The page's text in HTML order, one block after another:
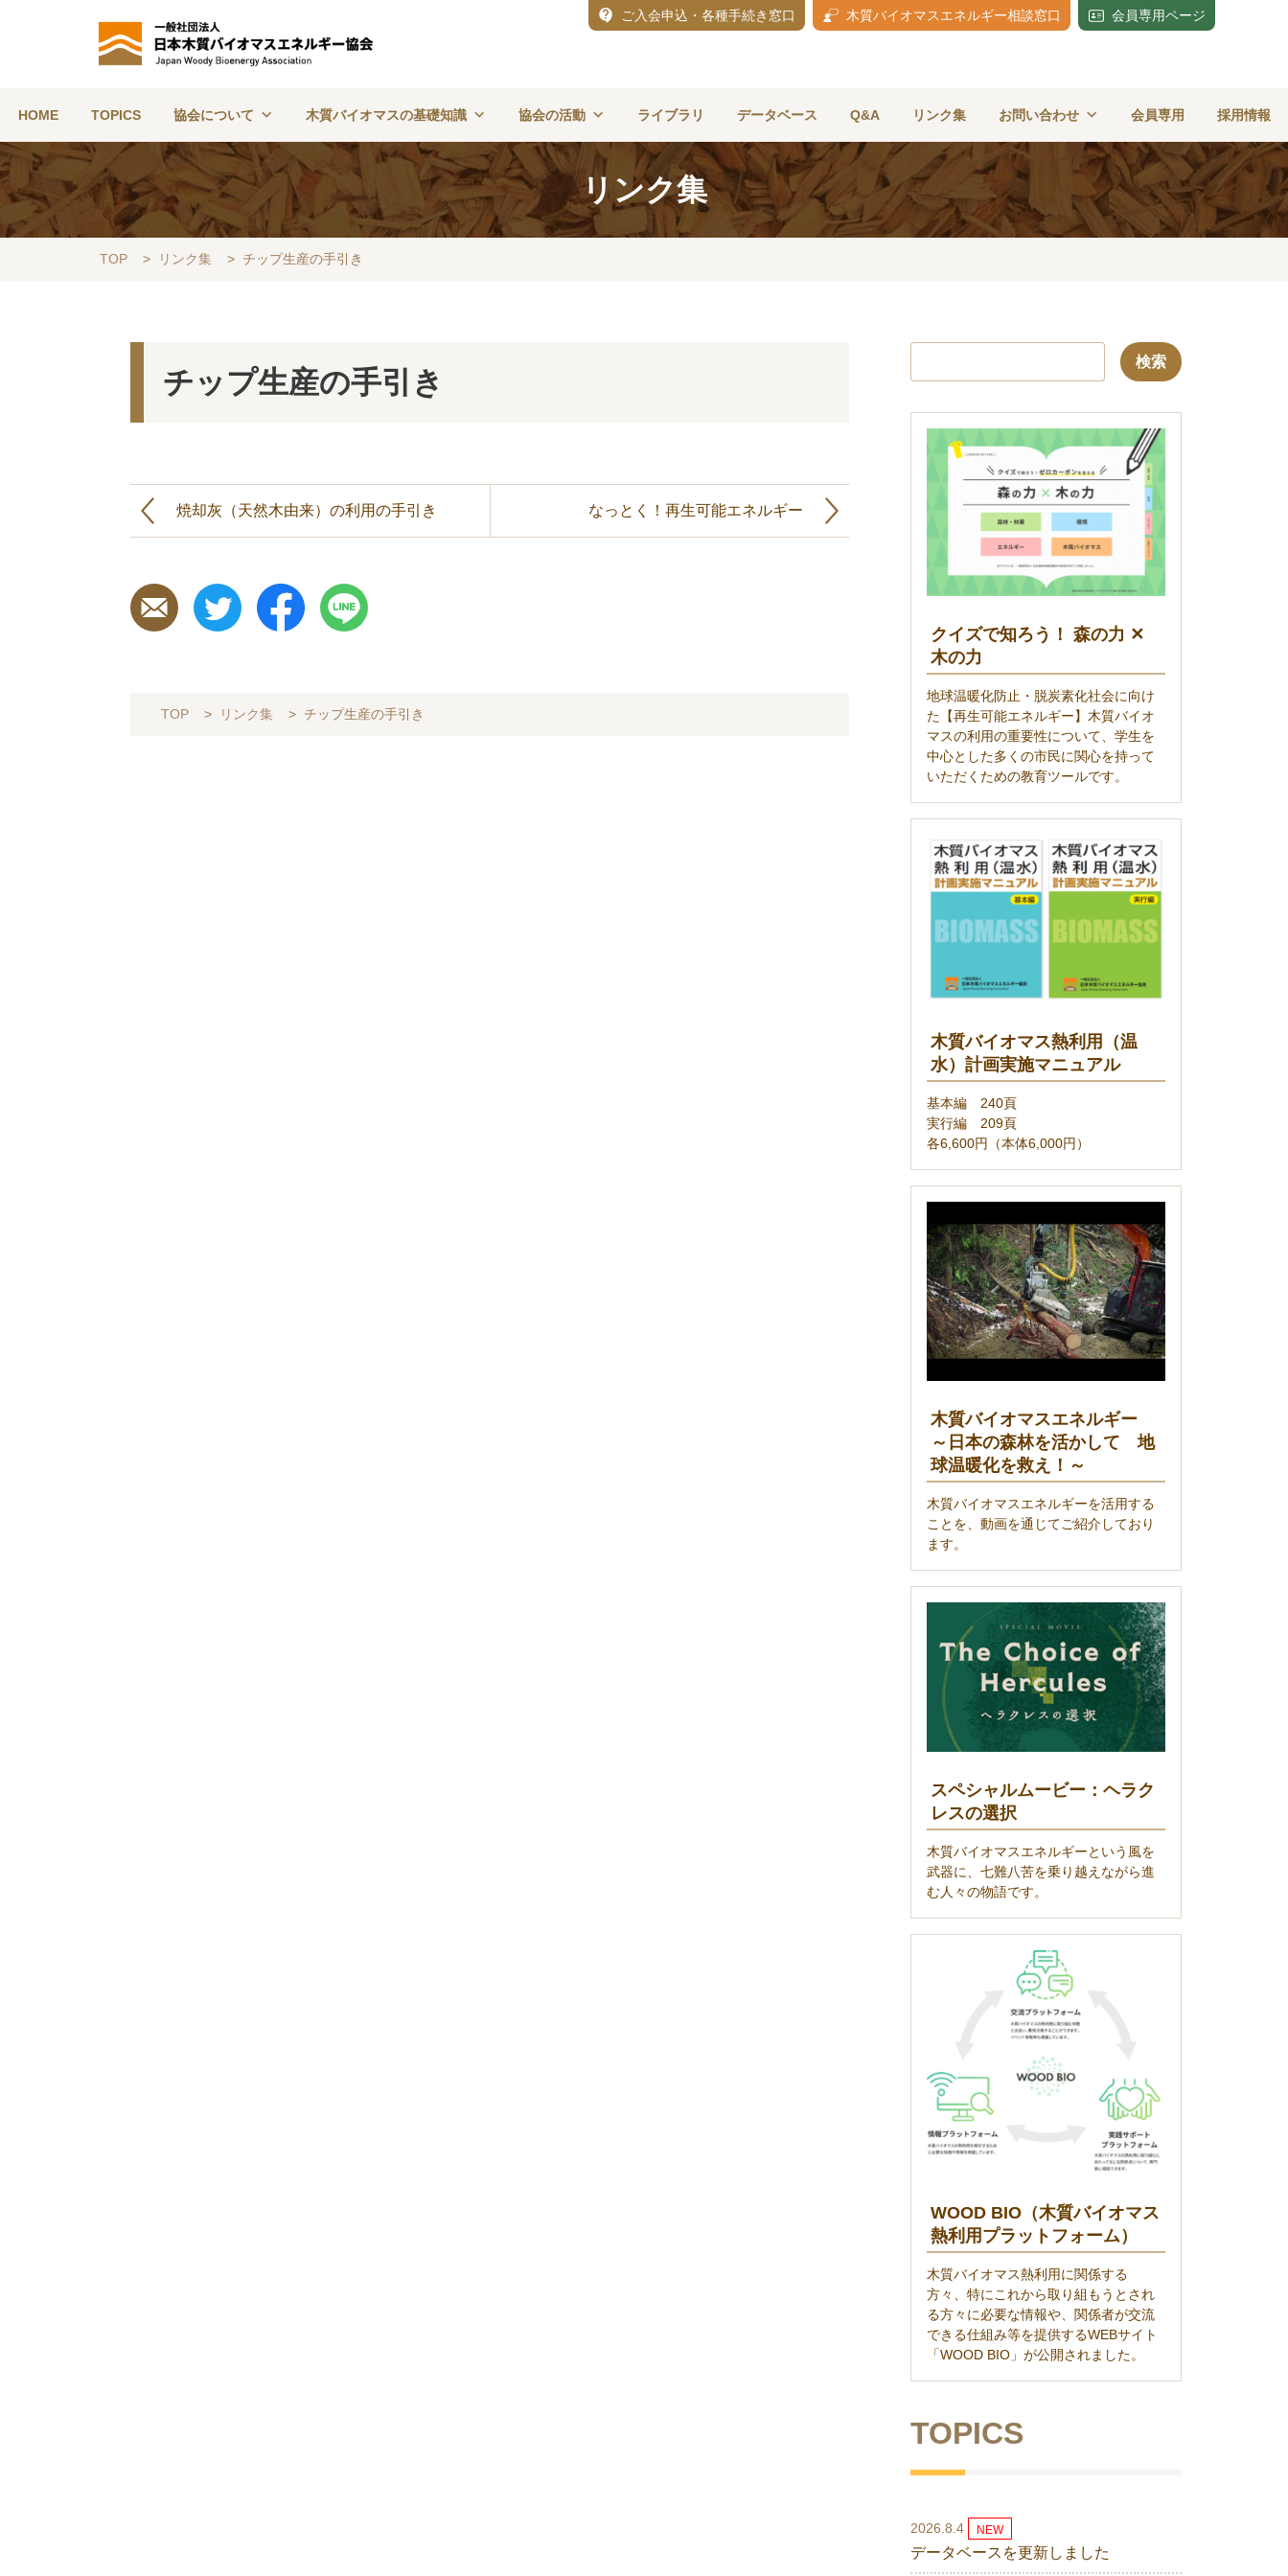
ご入会申込・各種手続き窓口 木質バイオマスエネルギー相談窓口 会員専用ページ
HOME TOPICS 協会について 木質バイオマスの基礎知識 協会の活動 ライブラリ データベース Q&A リンク集 お問い合わせ 会員専用 採用情報
リンク集
TOP > リンク集 > チップ生産の手引き
チップ生産の手引き
焼却灰（天然木由来）の利用の手引き なっとく！再生可能エネルギー
TOP > リンク集 > チップ生産の手引き
クイズで知ろう！ 森の力 ✕
木の力
地球温暖化防止・脱炭素化社会に向け
た【再生可能エネルギー】木質バイオ
マスの利用の重要性について、学生を
中心とした多くの市民に関心を持って
いただくための教育ツールです。
木質バイオマス熱利用（温
水）計画実施マニュアル
基本編 240頁
実行編 209頁
各6,600円（本体6,000円）
木質バイオマスエネルギー
～日本の森林を活かして 地
球温暖化を救え！～
木質バイオマスエネルギーを活用する
ことを、動画を通じてご紹介しており
ます。
スペシャルムービー：ヘラク
レスの選択
木質バイオマスエネルギーという風を
武器に、七難八苦を乗り越えながら進
む人々の物語です。
WOOD BIO（木質バイオマス
熱利用プラットフォーム）
木質バイオマス熱利用に関係する
方々、特にこれから取り組もうとされ
る方々に必要な情報や、関係者が交流
できる仕組み等を提供するWEBサイト
「WOOD BIO」が公開されました。
TOPICS
2026.8.4 NEW
データベースを更新しました